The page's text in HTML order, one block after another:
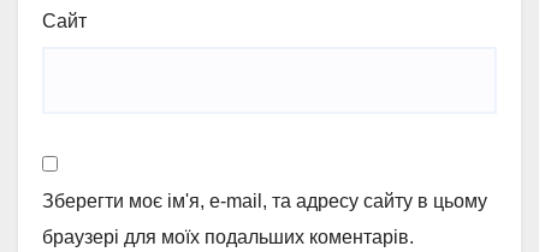
Сайт
Зберегти моє ім'я, e-mail, та адресу сайту в цьому
браузері для моїх подальших коментарів.